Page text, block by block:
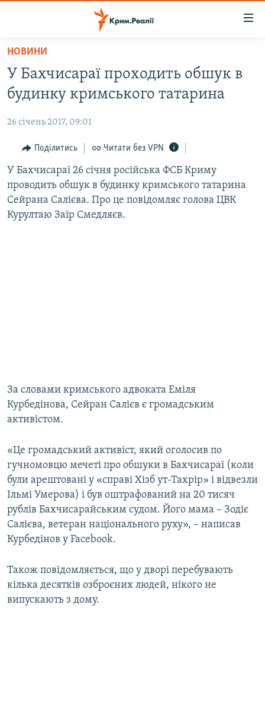
Перейти
основного
матеріалу
Перейти
до
навігації
Перейти
до
пошуку
ВОДА.КРИМ
ВІДЕО ТА ФОТО
ПОЛІТИКА
БЛОГИ
ПОГЛЯД
ІНТЕРВ'Ю
ВСЕ ЗА ДЕНЬ
Усі сайти RFE/RL
НОВИНИ
У Бахчисараї проходить обшук в
будинку кримського татарина
26 січень 2017, 09:01
Поділитись Читати без VPN
У Бахчисараї 26 січня російська ФСБ Криму
проводить обшук в будинку кримського татарина
Сейрана Салієва. Про це повідомляє голова ЦВК
Курултаю Заїр Смедляєв.
За словами кримського адвоката Еміля
Курбедінова, Сейран Салієв є громадським
активістом.
«Це громадський активіст, який оголосив по
гучномовцю мечеті про обшуки в Бахчисараї (коли
були арештовані у «справі Хізб ут-Тахрір» і відвезли
Ільмі Умерова) і був оштрафований на 20 тисяч
рублів Бахчисарайським судом. Його мама – Зодіє
Салієва, ветеран національного руху», – написав
Курбедінов у Facebook.
Також повідомляється, що у дворі перебувають
кілька десятків озброєних людей, нікого не
випускають з дому.